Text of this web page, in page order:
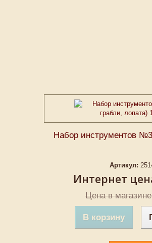
Набор инструментов
Артикул:
Интернет
Цена в
В корзину